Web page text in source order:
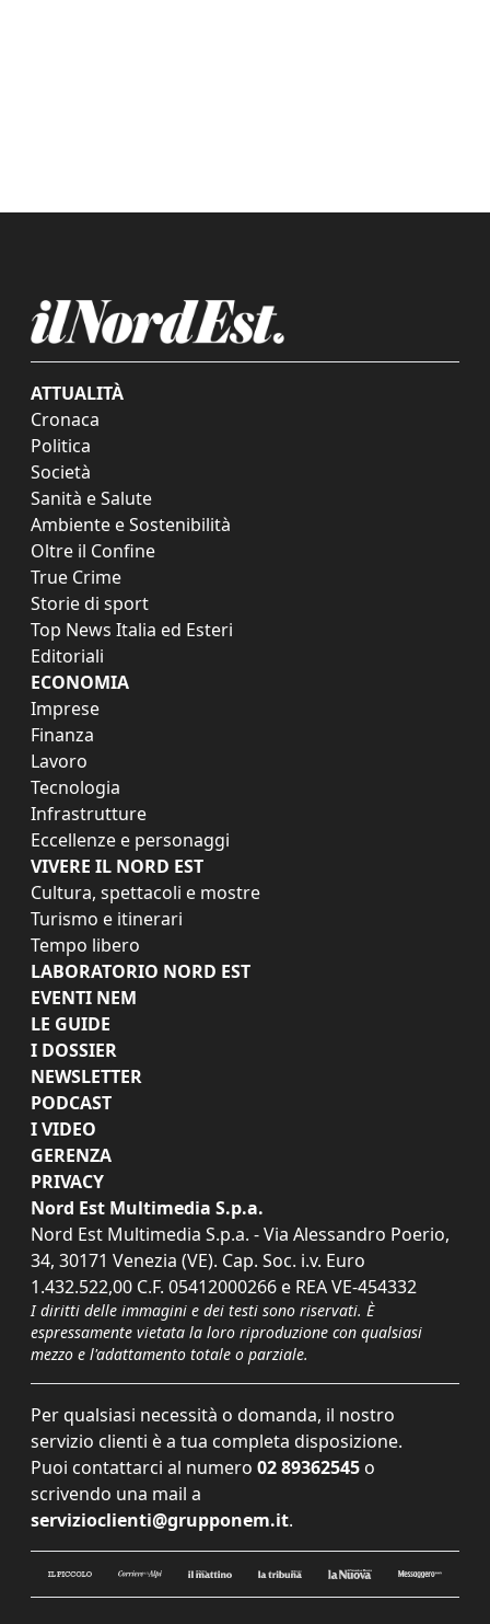
ATTUALITÀ
Cronaca
Politica
Società
Sanità e Salute
Ambiente e Sostenibilità
Oltre il Confine
True Crime
Storie di sport
Top News Italia ed Esteri
Editoriali
ECONOMIA
Imprese
Finanza
Lavoro
Tecnologia
Infrastrutture
Eccellenze e personaggi
VIVERE IL NORD EST
Cultura, spettacoli e mostre
Turismo e itinerari
Tempo libero
LABORATORIO NORD EST
EVENTI NEM
LE GUIDE
I DOSSIER
NEWSLETTER
PODCAST
I VIDEO
GERENZA
PRIVACY
Nord Est Multimedia S.p.a.
Nord Est Multimedia S.p.a. - Via Alessandro Poerio,
34, 30171 Venezia (VE). Cap. Soc. i.v. Euro
1.432.522,00 C.F. 05412000266 e REA VE-454332
I diritti delle immagini e dei testi sono riservati. È
espressamente vietata la loro riproduzione con qualsiasi
mezzo e l'adattamento totale o parziale.
Per qualsiasi necessità o domanda, il nostro
servizio clienti è a tua completa disposizione.
Puoi contattarci al numero 02 89362545 o
scrivendo una mail a
servizioclienti@grupponem.it.